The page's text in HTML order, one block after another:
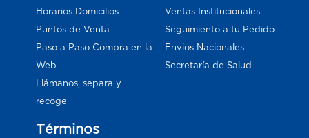
Horarios Domicilios
Puntos de Venta
Paso a Paso Compra en la
Web
Llámanos, separa y
recoge
Ventas Institucionales
Seguimiento a tu Pedido
Envios Nacionales
Secretaría de Salud
Términos